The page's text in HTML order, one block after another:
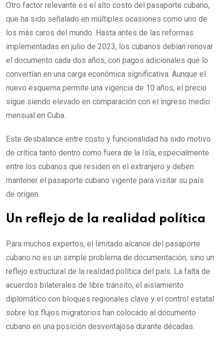
Otro factor relevante es el alto costo del pasaporte cubano,
que ha sido señalado en múltiples ocasiones como uno de
los más caros del mundo. Hasta antes de las reformas
implementadas en julio de 2023, los cubanos debían renovar
el documento cada dos años, con pagos adicionales que lo
convertían en una carga económica significativa. Aunque el
nuevo esquema permite una vigencia de 10 años, el precio
sigue siendo elevado en comparación con el ingreso medio
mensual en Cuba.
Este desbalance entre costo y funcionalidad ha sido motivo
de crítica tanto dentro como fuera de la Isla, especialmente
entre los cubanos que residen en el extranjero y deben
mantener el pasaporte cubano vigente para visitar su país
de origen.
Un reflejo de la realidad política
Para muchos expertos, el limitado alcance del pasaporte
cubano no es un simple problema de documentación, sino un
reflejo estructural de la realidad política del país. La falta de
acuerdos bilaterales de libre tránsito, el aislamiento
diplomático con bloques regionales clave y el control estatal
sobre los flujos migratorios han colocado al documento
cubano en una posición desventajosa durante décadas.